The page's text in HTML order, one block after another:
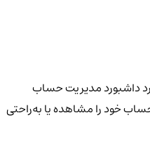
داشبورد مدیریت حساب
خود را مشاهده یا به‌راحتی